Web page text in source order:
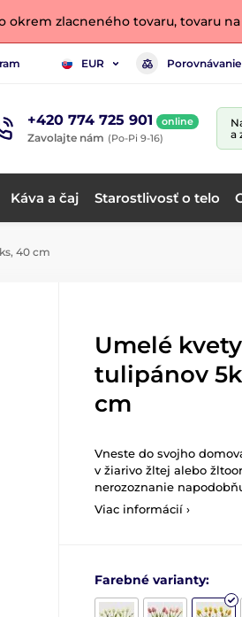
okrem zlacneného tovaru, tovaru
EUR Porovnávanie
+420 774 725 901 online
Zavolajte nám (Po-Pi 9-16)
a
Káva a čaj Starostlivosť o telo
40 cm
Umelé
tulipánov
cm
Vneste do svojho
v žiarivo žltej alebo
nerozoznanie
Viac informácií ›
Farebné varianty: